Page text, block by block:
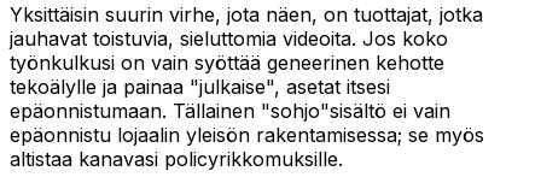
Yksittäisin suurin virhe, jota näen, on tuottajat, jotka
jauhavat toistuvia, sieluttomia videoita. Jos koko
työnkulkusi on vain syöttää geneerinen kehotte
tekoälylle ja painaa "julkaise", asetat itsesi
epäonnistumaan. Tällainen "sohjo"sisältö ei vain
epäonnistu lojaalin yleisön rakentamisessa; se myös
altistaa kanavasi policyrikkomuksille.